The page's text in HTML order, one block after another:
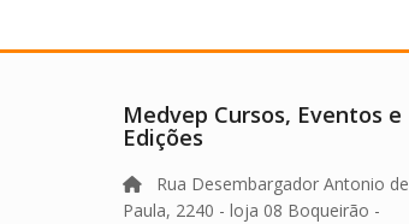
Medvep Cursos, Eventos e
Edições
Rua Desembargador Antonio de
Paula, 2240 - loja 08 Boqueirão -